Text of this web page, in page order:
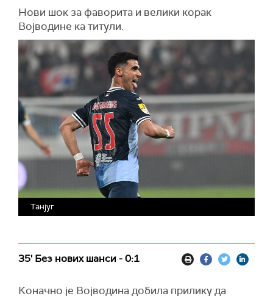
Нови шок за фаворита и велики корак
Војводине ка титули.
Танјуг
35' Без нових шанси - 0:1
Коначно је Војводина добила прилику да